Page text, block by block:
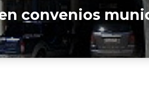
convenios